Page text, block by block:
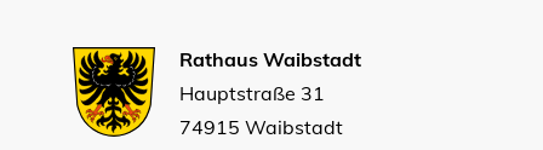
Rathaus Waibstadt
Hauptstraße 31
74915 Waibstadt